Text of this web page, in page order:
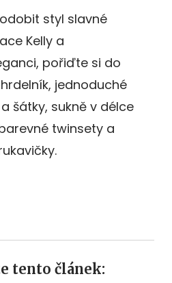
styl slavné
Kelly a
pořiďte si do
jednoduché
šátky, sukně v délce
twinsety a
tento článek: